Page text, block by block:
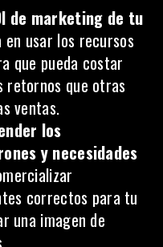
de marketing de tu
en usar los recursos
que pueda costar
retornos que otras
ventas.
los
y necesidades
correctos para tu
una imagen de